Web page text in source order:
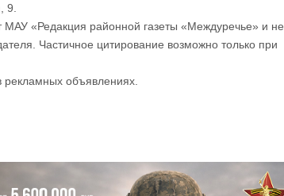
9.
«Редакция районной газеты «Междуречье» и не
Частичное цитирование возможно только при
рекламных объявлениях.